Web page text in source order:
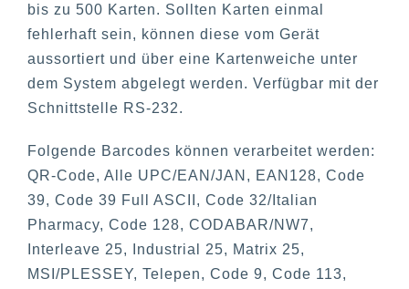
bis zu 500 Karten. Sollten Karten einmal
fehlerhaft sein, können diese vom Gerät
aussortiert und über eine Kartenweiche unter
dem System abgelegt werden. Verfügbar mit der
Schnittstelle RS-232.
Folgende Barcodes können verarbeitet werden:
QR-Code, Alle UPC/EAN/JAN, EAN128, Code
39, Code 39 Full ASCII, Code 32/Italian
Pharmacy, Code 128, CODABAR/NW7,
Interleave 25, Industrial 25, Matrix 25,
MSI/PLESSEY, Telepen, Code 9, Code 113,